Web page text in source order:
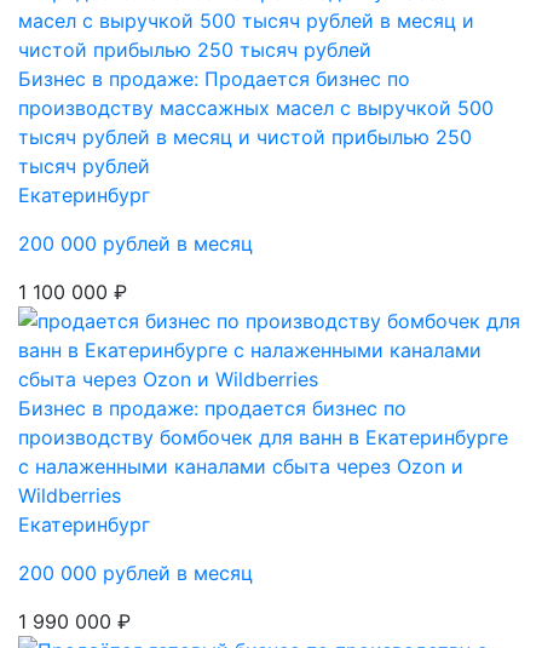
Бизнес в продаже: Продается бизнес по
производству массажных масел с выручкой 500
тысяч рублей в месяц и чистой прибылью 250
тысяч рублей
Екатеринбург
200 000 рублей в месяц
1 100 000 ₽
Бизнес в продаже: продается бизнес по
производству бомбочек для ванн в Екатеринбурге
с налаженными каналами сбыта через Ozon и
Wildberries
Екатеринбург
200 000 рублей в месяц
1 990 000 ₽